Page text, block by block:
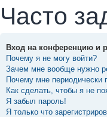
Часто
Вход на конференцию и
Почему я не могу войти?
Зачем мне вообще нужно
Почему мне периодически
Как сделать, чтобы я не
Я забыл пароль!
Я только что